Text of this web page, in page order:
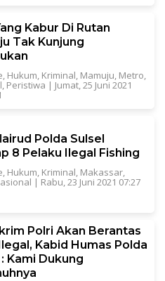
Kabur Di Rutan
Tak Kunjung
, Hukum, Kriminal, Mamuju, Metro,
, Peristiwa | Jumat, 25 Juni 2021
Polda Sulsel
8 Pelaku Ilegal Fishing
, Hukum, Kriminal, Makassar,
| Rabu, 23 Juni 2021 07:27
Polri Akan Berantas
Kabid Humas Polda
Kami Dukung